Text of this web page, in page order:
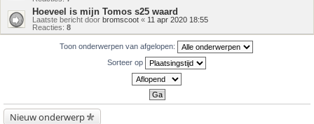
Hoeveel is mijn Tomos s25 waard
Laatste bericht door bromscoot « 11 apr 2020 18:55
Reacties: 8
Toon onderwerpen van afgelopen:
Sorteer op
Nieuw onderwerp